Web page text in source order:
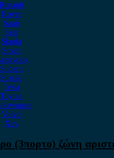
Rover
Saab
Seat
Skoda
Smart
Subaru
Suzuki
Tesla
Toyota
Volvo
Xev
(3πορτο) ζώνη